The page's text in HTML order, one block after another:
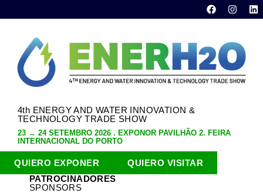
4th ENERGY AND WATER INNOVATION &
TECHNOLOGY TRADE SHOW
23 → 24 SETEMBRO 2026 . EXPONOR PAVILHÃO 2. FEIRA
INTERNACIONAL DO PORTO
QUIERO EXPONER
QUIERO VISITAR
PATROCINADORES
SPONSORS